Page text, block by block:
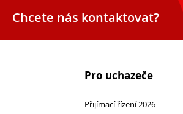
Chcete nás kontaktovat?
Pro uchazeče
Přijímací řízení 2026